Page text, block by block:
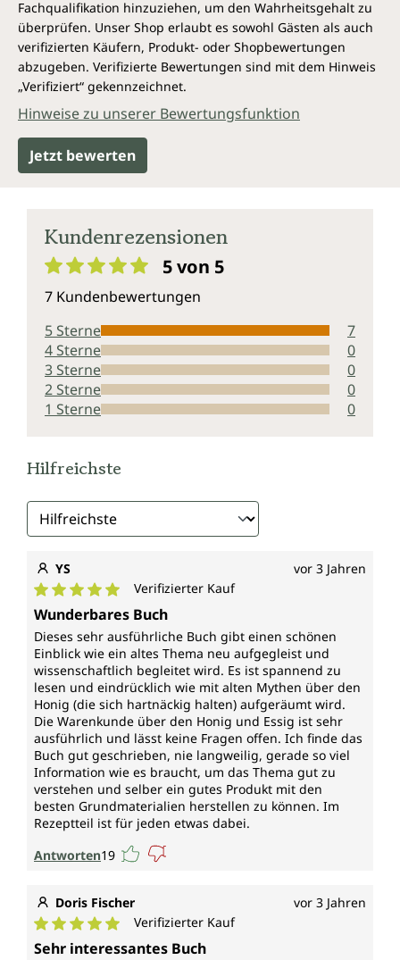
Fachqualifikation hinzuziehen, um den Wahrheitsgehalt zu
überprüfen. Unser Shop erlaubt es sowohl Gästen als auch
verifizierten Käufern, Produkt- oder Shopbewertungen
abzugeben. Verifizierte Bewertungen sind mit dem Hinweis
„Verifiziert“ gekennzeichnet.
Hinweise zu unserer Bewertungsfunktion
Jetzt bewerten
Kundenrezensionen
5 von 5
7 Kundenbewertungen
5 Sterne
7
4 Sterne
0
3 Sterne
0
2 Sterne
0
1 Sterne
0
Hilfreichste
YS vor 3 Jahren
Durchschnittliche Bewertung von 5 von 5 Sternen
Verifizierter Kauf
Wunderbares Buch
Dieses sehr ausführliche Buch gibt einen schönen
Einblick wie ein altes Thema neu aufgegleist und
wissenschaftlich begleitet wird. Es ist spannend zu
lesen und eindrücklich wie mit alten Mythen über den
Honig (die sich hartnäckig halten) aufgeräumt wird.
Die Warenkunde über den Honig und Essig ist sehr
ausführlich und lässt keine Fragen offen. Ich finde das
Buch gut geschrieben, nie langweilig, gerade so viel
Information wie es braucht, um das Thema gut zu
verstehen und selber ein gutes Produkt mit den
besten Grundmaterialien herstellen zu können. Im
Rezeptteil ist für jeden etwas dabei.
Antworten19
Doris Fischer vor 3 Jahren
Durchschnittliche Bewertung von 5 von 5 Sternen
Verifizierter Kauf
Sehr interessantes Buch